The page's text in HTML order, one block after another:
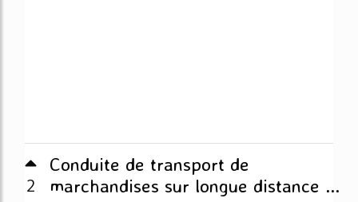
2
Conduite de transport de
marchandises sur longue distance ...